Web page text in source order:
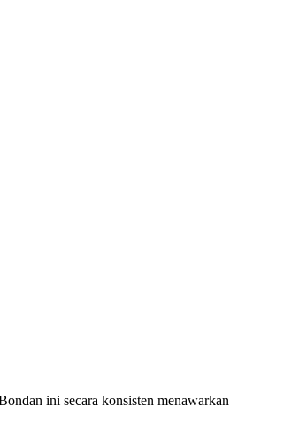
ini secara konsisten menawarkan